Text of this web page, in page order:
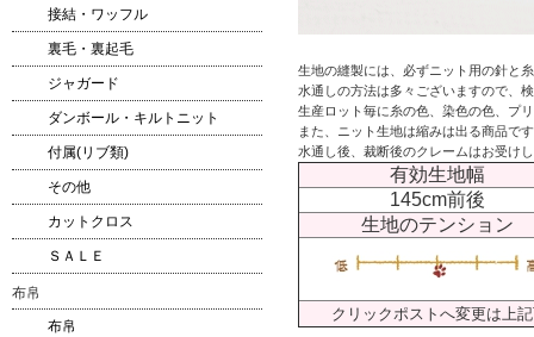
生地の縫製には、必ずニット用の針と
水通しの方法は多々ございますので、
生産ロット毎に糸の色、染色の色、プ
また、ニット生地は縮みは出る商品で
水通し後、裁断後のクレームはお受け
有効生地幅
145cm前後
生地のテンション
クリックポストへ変更は上
接結・ワッフル
裏毛・裏起毛
ジャガード
ダンボール・キルトニット
付属(リブ類)
その他
カットクロス
ＳＡＬＥ
布帛
布帛